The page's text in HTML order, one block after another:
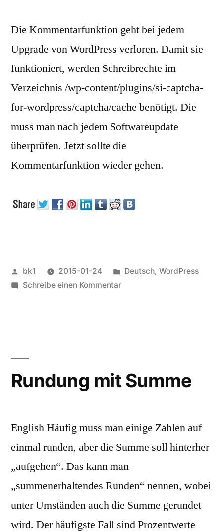
Die Kommentarfunktion geht bei jedem
Upgrade von WordPress verloren. Damit sie
funktioniert, werden Schreibrechte im
Verzeichnis /wp-content/plugins/si-captcha-
for-wordpress/captcha/cache benötigt. Die
muss man nach jedem Softwareupdate
überprüfen. Jetzt sollte die
Kommentarfunktion wieder gehen.
Veröffentlicht
von
bk1 2015-01-24
Veröffentlicht
Deutsch,WordPress
Schreibe einen Kommentarzu
Rundung mit Summe
English Häufig muss man einige Zahlen auf
einmal runden, aber die Summe soll hinterher
„aufgehen“. Das kann man
„summenerhaltendes Runden“ nennen, wobei
unter Umständen auch die Summe gerundet
wird. Der häufigste Fall sind Prozentwerte